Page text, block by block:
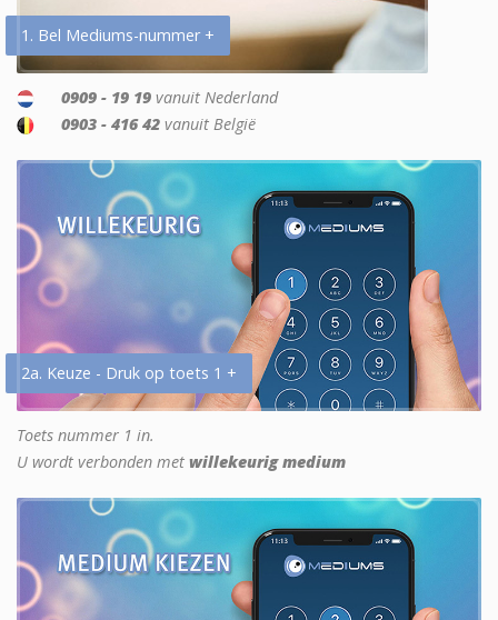
1. Bel Mediums-nummer +
0909 - 19 19 vanuit Nederland
0903 - 416 42 vanuit België
2a. Keuze - Druk op toets 1 +
Toets nummer 1 in.
U wordt verbonden met willekeurig medium